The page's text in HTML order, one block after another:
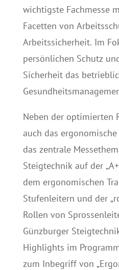
wichtigste Fachmesse
Facetten von
Arbeitssicherheit. Im
persönlichen Schutz
Sicherheit das
Neben der optimierten
auch das
das zentrale
Steigtechnik auf der
dem ergonomischen
Stufenleitern und der
Rollen von
Günzburger
Highlights im
zum Inbegriff von